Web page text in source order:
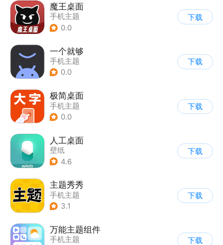
魔王桌面
手机主题
0.0
下载
一个就够
手机主题
0.0
下载
极简桌面
手机主题
0.0
下载
人工桌面
壁纸
4.6
下载
主题秀秀
手机主题
3.1
下载
万能主题组件
手机主题
下载